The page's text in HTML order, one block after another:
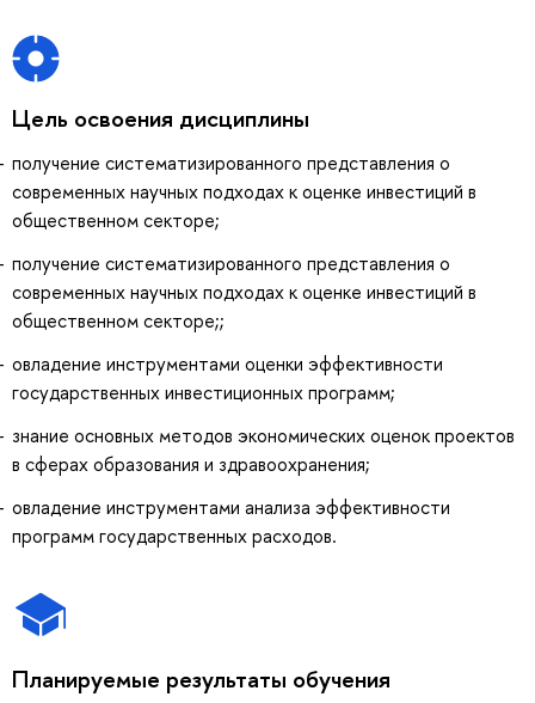
Цель освоения дисциплины
получение систематизированного представления о
современных научных подходах к оценке инвестиций в
общественном секторе;
получение систематизированного представления о
современных научных подходах к оценке инвестиций в
общественном секторе;;
овладение инструментами оценки эффективности
государственных инвестиционных программ;
знание основных методов экономических оценок проектов
в сферах образования и здравоохранения;
овладение инструментами анализа эффективности
программ государственных расходов.
Планируемые результаты обучения